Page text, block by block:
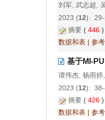
刘军, 武志超,
2023 (12):
摘要 ( 446
数据和表 | 参
基于MI-
谭伟杰, 杨雨
2023 (12):
摘要 ( 426
数据和表 | 参